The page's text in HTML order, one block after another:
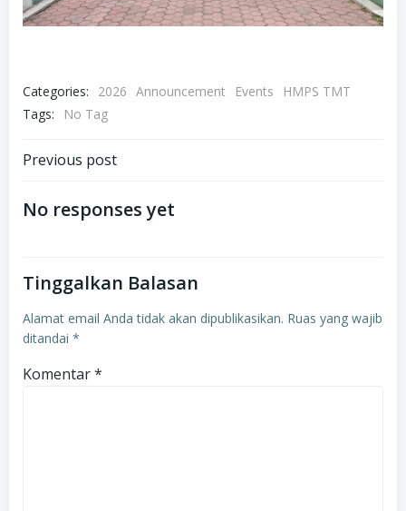
Categories: 2026 Announcement Events
HMPS TMT
Tags:
No Tag
Post
navigation
Previous post
No responses yet
Tinggalkan Balasan
Alamat email Anda tidak akan dipublikasikan. Ruas yang wajib
ditandai *
Komentar*